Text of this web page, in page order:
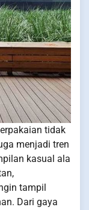
tidak
menjadi tren
kasual ala
tampil
Dari gaya